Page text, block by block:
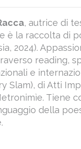
, autrice di
è la raccolta di
2024).
reading,
e
Slam), di Atti
Tiene
della